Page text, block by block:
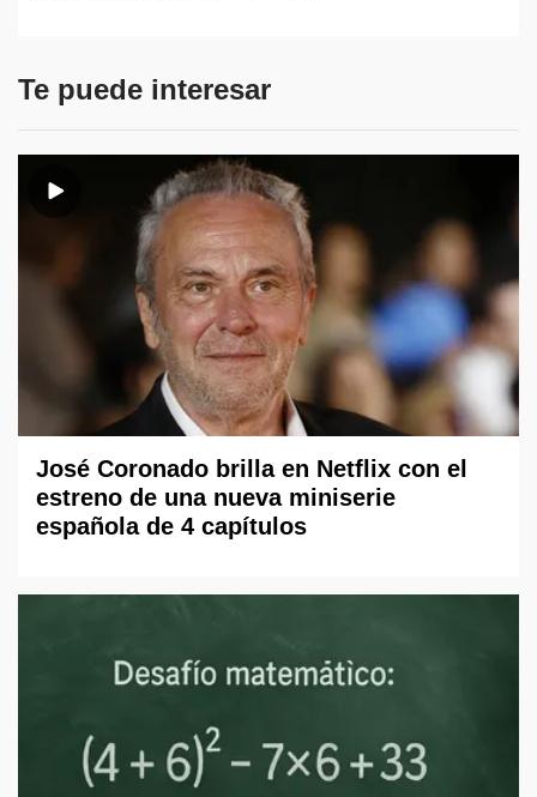
Te puede interesar
José Coronado brilla en Netflix con el
estreno de una nueva miniserie
española de 4 capítulos